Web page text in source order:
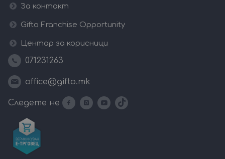
За контакт
Gifto Franchise Opportunity
Центар за корисници
071231263
office@gifto.mk
Следете не